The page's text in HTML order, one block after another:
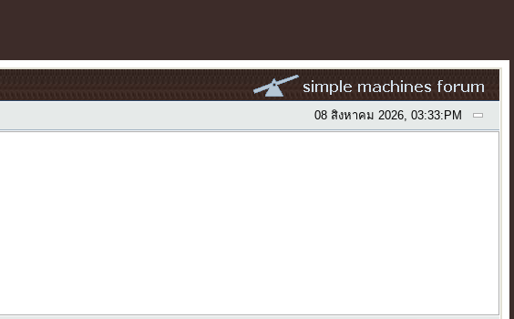
08 สิงหาคม 2026, 03:33:PM